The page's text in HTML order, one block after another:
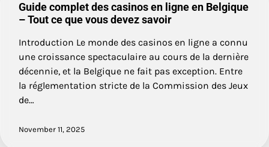
Guide complet des casinos en ligne en Belgique
– Tout ce que vous devez savoir
Introduction Le monde des casinos en ligne a connu
une croissance spectaculaire au cours de la dernière
décennie, et la Belgique ne fait pas exception. Entre
la réglementation stricte de la Commission des Jeux
de…
November 11, 2025